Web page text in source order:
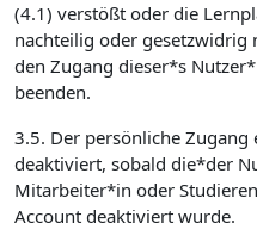
(4.1) verstößt oder die
nachteilig oder gesetzwidrig
den Zugang dieser*s
beenden.
3.5. Der persönliche
deaktiviert, sobald die*der
Mitarbeiter*in oder
Account deaktiviert wurde.